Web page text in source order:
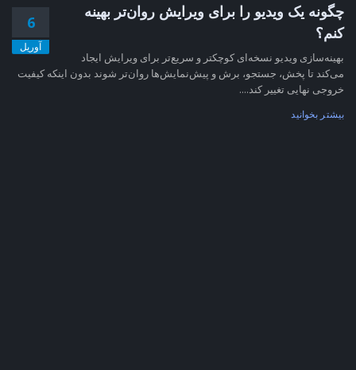
6
آوریل
چگونه یک ویدیو را برای ویرایش روان‌تر بهینه
کنم؟
بهینه‌سازی ویدیو نسخه‌ای کوچکتر و سریع‌تر برای ویرایش ایجاد
می‌کند تا پخش، جستجو، برش و پیش‌نمایش‌ها روان‌تر شوند بدون اینکه کیفیت
خروجی نهایی تغییر کند....
بیشتر بخوانید